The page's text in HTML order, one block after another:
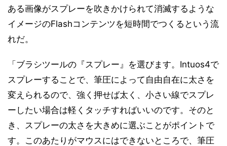
ある画像がスプレーを吹きかけられて消滅するような
イメージのFlashコンテンツを短時間でつくるという流
れだ。
「ブラシツールの『スプレー』を選びます。Intuos4で
スプレーすることで、筆圧によって自由自在に太さを
変えられるので、強く押せば太く、小さい線でスプレ
ーしたい場合は軽くタッチすればいいのです。そのと
き、スプレーの太さを大きめに選ぶことがポイントで
す。このあたりがマウスにはできないところで、筆圧